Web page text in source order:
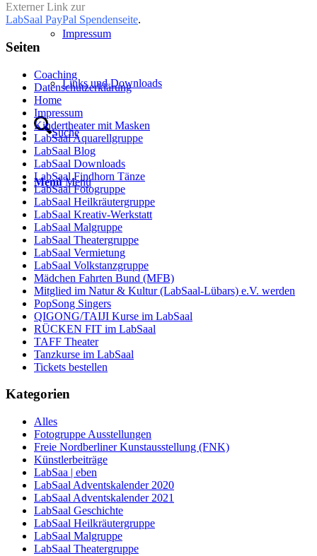
Impressum
Links und Downloads
Suche
Menü Menü
Externer Link zur
LabSaal PayPal Spendenseite.
Seiten
Coaching
Datenschutzerklärung
Home
Impressum
Kindertheater mit Masken
LabSaal Aquarellgruppe
LabSaal Blog
LabSaal Downloads
LabSaal Findhorn Tänze
LabSaal Fotogruppe
LabSaal Heilkräutergruppe
LabSaal Kreativ-Werkstatt
LabSaal Malgruppe
LabSaal Theatergruppe
LabSaal Vermietung
LabSaal Volkstanzgruppe
Mädchen Fahrten Bund (MFB)
Mitglied im Natur & Kultur (LabSaal-Lübars) e.V. werden
PopSong Singers
QIGONG/TAIJI Kurse im LabSaal
RÜCKEN FIT im LabSaal
TAFF Theater
Tanzkurse im LabSaal
Tickets bestellen
Kategorien
Alles
Fotogruppe Ausstellungen
Freie Nordberliner Kunstausstellung (FNK)
Künstlerbeiträge
LabSaa | eben
LabSaal Adventskalender 2020
LabSaal Adventskalender 2021
LabSaal Geschichte
LabSaal Heilkräutergruppe
LabSaal Malgruppe
LabSaal Theatergruppe